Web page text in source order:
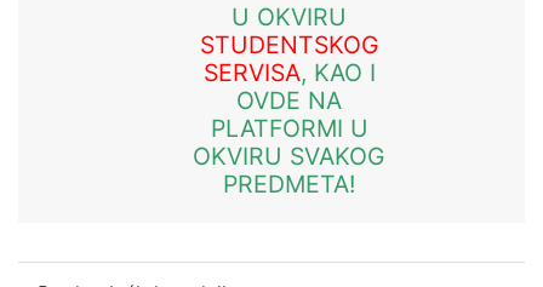
U OKVIRU
STUDENTSKOG
SERVISA, KAO I
OVDE NA
PLATFORMI U
OKVIRU SVAKOG
PREDMETA!